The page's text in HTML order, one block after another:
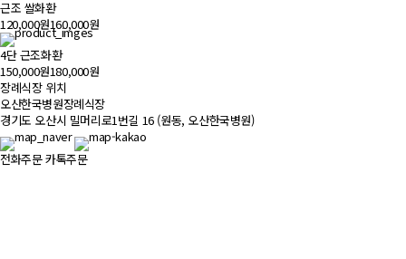
근조 쌀화환
120,000원160,000원
4단 근조화환
150,000원180,000원
장례식장 위치500m
오산한국병원장례식장
경기도 오산시 밀머리로1번길 16 (원동, 오산한국병원)
전화주문카톡주문